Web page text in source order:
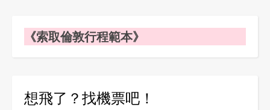
《索取倫敦行程範本》
想飛了？找機票吧！